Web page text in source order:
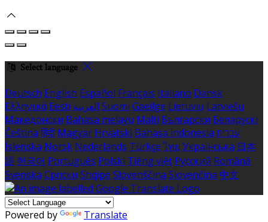
Select language
Deutsch English Español Français Italiano Dansk
Ελληνικά Eesti العربية Suomi Gaeilge Lietuvių Latviešu
Македонски Bahasa melayu Malti Български Беларускі
Čeština हिंदी Magyar Hrvatski Bahasa indonesia עברית
Íslenska Norsk Nederlands Türkçe ไทย Українська 日本
語 한국어 Português Polski Tiếng việt Русский Română
Svenska Српски Shqipe Slovenščina Slovenčina 中文
Powered by Translate